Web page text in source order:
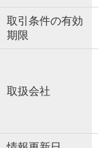
取引条件の有効
期限
取扱会社